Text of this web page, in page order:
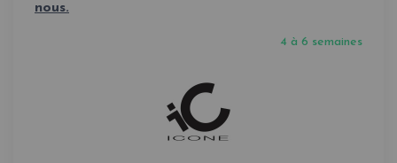
nous.
4 à 6 semaines